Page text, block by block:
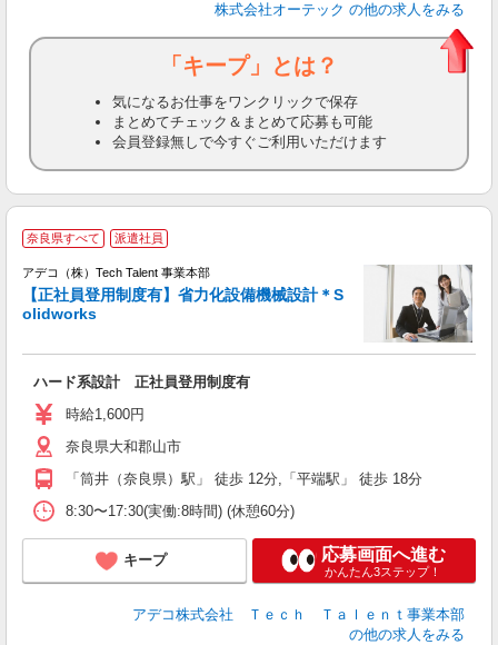
株式会社オーテック の他の求人をみる
「キープ」とは？
気になるお仕事をワンクリックで保存
まとめてチェック＆まとめて応募も可能
会員登録無しで今すぐご利用いただけます
奈良県すべて 派遣社員
アデコ（株）Tech Talent 事業本部
【正社員登用制度有】省力化設備機械設計＊S
olidworks
ハード系設計 正社員登用制度有
時給1,600円
奈良県大和郡山市
「筒井（奈良県）駅」 徒歩 12分,「平端駅」 徒歩 18分
8:30〜17:30(実働:8時間) (休憩60分)
キープ 応募画面へ進む
かんたん3ステップ！
アデコ株式会社 Ｔｅｃｈ Ｔａｌｅｎｔ事業本部
の他の求人をみる